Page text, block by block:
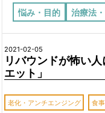
悩み・目的 治療法
2021-02-05
リバウンドが怖い
エット」
老化・アンチエンジング 食